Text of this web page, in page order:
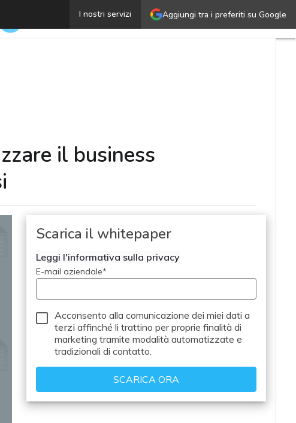
Aggiungi tra i preferiti su Google
I nostri servizi
Fatturazione elettronica estera: come
il business
Scarica il whitepaper
Leggi l'informativa sulla privacy
E-mail aziendale*
Acconsento alla comunicazione dei miei dati a
terzi affinché li trattino per proprie finalità di
marketing tramite modalità automatizzate e
tradizionali di contatto.